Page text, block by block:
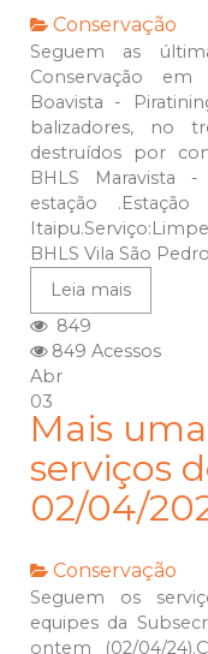
Conservação
Seguem as
Conservação
Boavista -
balizadores, no
destruídos por
BHLS Maravista
estação
BHLS Vila São
Leia mais
849
849 Acessos
Abr
03
Mais
serviços
02/04/
Conservação
Seguem os
equipes da
ontem (02/04/